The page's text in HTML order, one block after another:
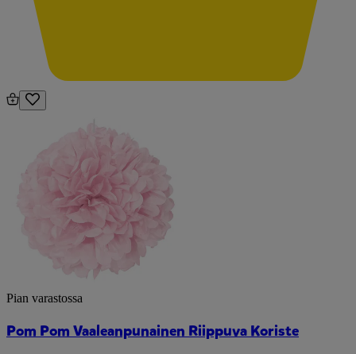
Pian varastossa
Pom Pom Vaaleanpunainen Riippuva Koriste